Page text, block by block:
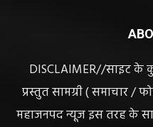
DISCLAIMER//साइट के
प्रस्तुत सामग्री ( समाचार /
महाजनपद न्यूज इस तरह के